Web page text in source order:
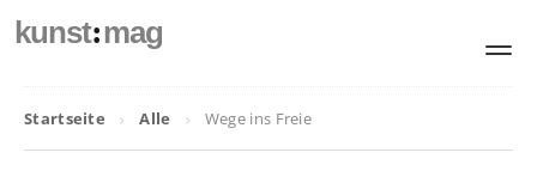
kunst:mag
Startseite Alle Wege ins Freie